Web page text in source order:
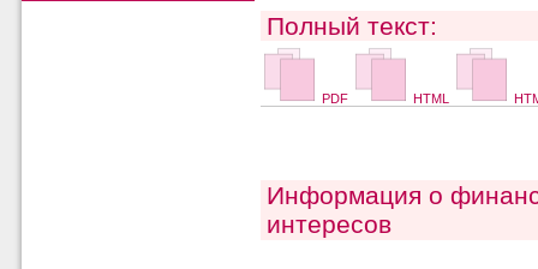
Полный текст:
PDF HTML
Информация о
интересов